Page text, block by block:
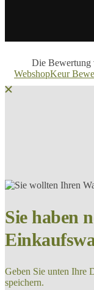
Die Bewertung
WebshopKeur
Sie haben
Geben Sie unten Ihre
speichern.